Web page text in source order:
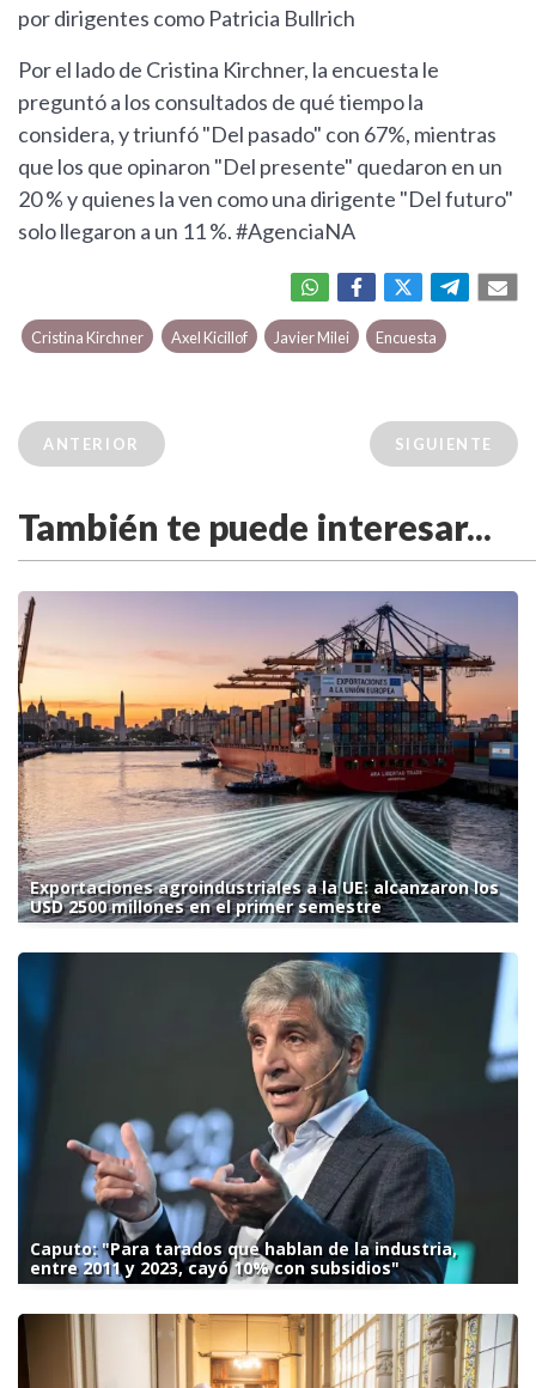
por dirigentes como Patricia Bullrich
Por el lado de Cristina Kirchner, la encuesta le
preguntó a los consultados de qué tiempo la
considera, y triunfó "Del pasado" con 67%, mientras
que los que opinaron "Del presente" quedaron en un
20 % y quienes la ven como una dirigente "Del futuro"
solo llegaron a un 11 %. #AgenciaNA
Cristina Kirchner Axel Kicillof Javier Milei Encuesta
ANTERIOR SIGUIENTE
También te puede interesar...
Exportaciones agroindustriales a la UE: alcanzaron los
USD 2500 millones en el primer semestre
Caputo: "Para tarados que hablan de la industria,
entre 2011 y 2023, cayó 10% con subsidios"